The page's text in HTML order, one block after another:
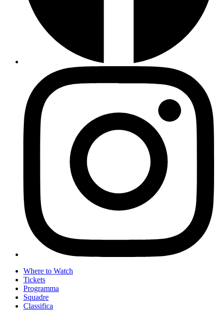
Where to Watch
Tickets
Programma
Squadre
Classifica